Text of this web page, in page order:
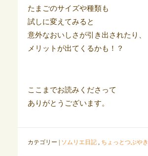
たまごのサイズや種類も
試しに変えてみると
意外なおいしさが引き出されたり、
メリットが出てくるかも！？
ここまでお読みくださって
ありがとうございます。
カテゴリー | ソムリエ日記, ちょっとつぶやき